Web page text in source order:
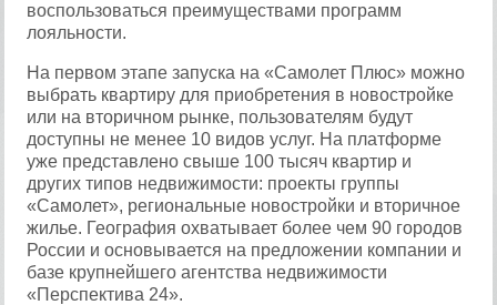
воспользоваться преимуществами программ
лояльности.
На первом этапе запуска на «Самолет Плюс» можно
выбрать квартиру для приобретения в новостройке
или на вторичном рынке, пользователям будут
доступны не менее 10 видов услуг. На платформе
уже представлено свыше 100 тысяч квартир и
других типов недвижимости: проекты группы
«Самолет», региональные новостройки и вторичное
жилье. География охватывает более чем 90 городов
России и основывается на предложении компании и
базе крупнейшего агентства недвижимости
«Перспектива 24».